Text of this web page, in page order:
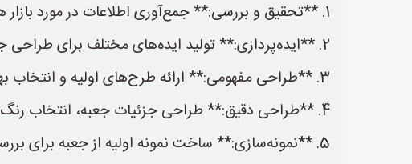
1. **تحقیق و بررسی:** جمع‌آوری اطلاعات در مورد بازار هدف، رقبا، قوانین و مقررات.
2. **ایده‌پردازی:** تولید ایده‌های مختلف برای طراحی جعبه.
3. **طراحی مفهومی:** ارائه طرح‌های اولیه و انتخاب بهترین طرح.
4. **طراحی دقیق:** طراحی جزئیات جعبه، انتخاب رنگ‌ها، فونت‌ها، تصاویر و غیره.
5. **نمونه‌سازی:** ساخت نمونه اولیه از جعبه برای بررسی و اصلاح احتمالی.